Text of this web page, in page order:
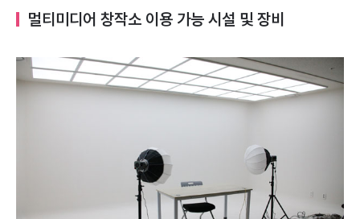
멀티미디어 창작소 이용 가능 시설 및 장비